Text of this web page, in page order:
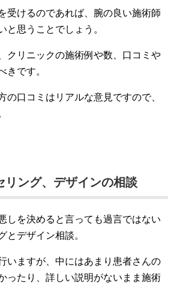
受けるのであれば、腕の良い施術師
と思うことでしょう。
クリニックの施術例や数、口コミや
きです。
の口コミはリアルな意見ですので、
リング、デザインの相談
しを決めると言っても過言ではない
とデザイン相談。
いますが、中にはあまり患者さんの
ったり、詳しい説明がないまま施術